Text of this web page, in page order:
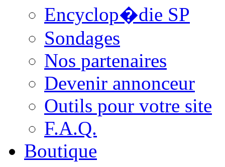
Encyclop�die SP
Sondages
Nos partenaires
Devenir annonceur
Outils pour votre site
F.A.Q.
Boutique